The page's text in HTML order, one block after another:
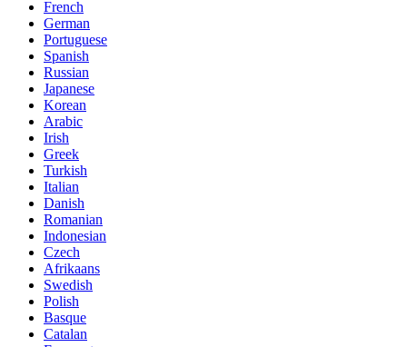
French
German
Portuguese
Spanish
Russian
Japanese
Korean
Arabic
Irish
Greek
Turkish
Italian
Danish
Romanian
Indonesian
Czech
Afrikaans
Swedish
Polish
Basque
Catalan